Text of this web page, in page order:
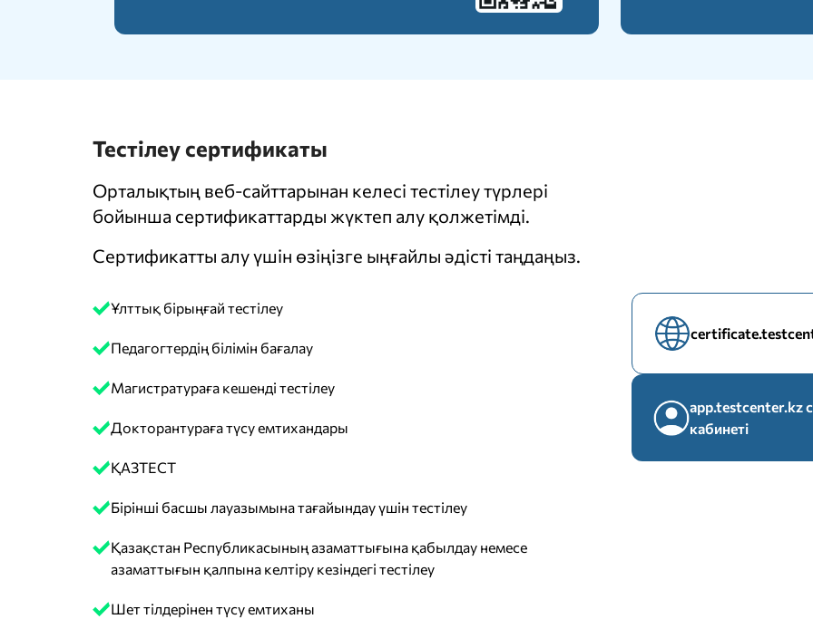
Тестілеу сертификаты
Орталықтың веб-сайттарынан келесі тестілеу түрлері
бойынша сертификаттарды жүктеп алу қолжетімді.
Сертификатты алу үшін өзіңізге ыңғайлы әдісті таңдаңыз.
Ұлттық бірыңғай тестілеу
Педагогтердің білімін бағалау
Магистратураға кешенді тестілеу
Докторантураға түсу емтихандары
ҚАЗТЕСТ
Бірінші басшы лауазымына тағайындау үшін тестілеу
Қазақстан Республикасының азаматтығына қабылдау немесе
азаматтығын қалпына келтіру кезіндегі тестілеу
Шет тілдерінен түсу емтиханы
app.testcenter.kz
кабинеті